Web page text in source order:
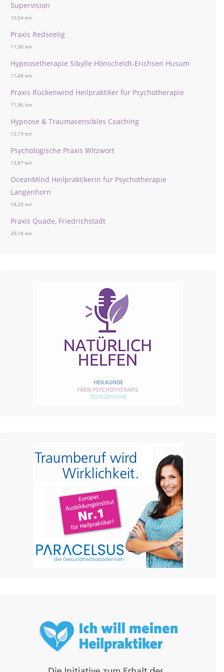
Supervision
10,54 km
Praxis Redseelig
11,30 km
Hypnosetherapie Sibylle Hönscheidt-Erichsen Husum
11,48 km
Praxis Rückenwind Heilpraktiker für Psychotherapie
11,96 km
Hypnose & Traumasensibles Coaching
12,19 km
Psychologische Praxis Witzwort
13,87 km
OceanMind Heilpraktikerin für Psychotherapie
Langenhorn
18,20 km
Praxis Quade, Friedrichstadt
20,18 km